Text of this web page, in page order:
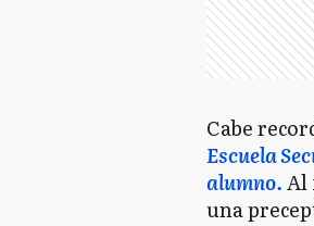
Cabe
Escuela
alumno.Al
una